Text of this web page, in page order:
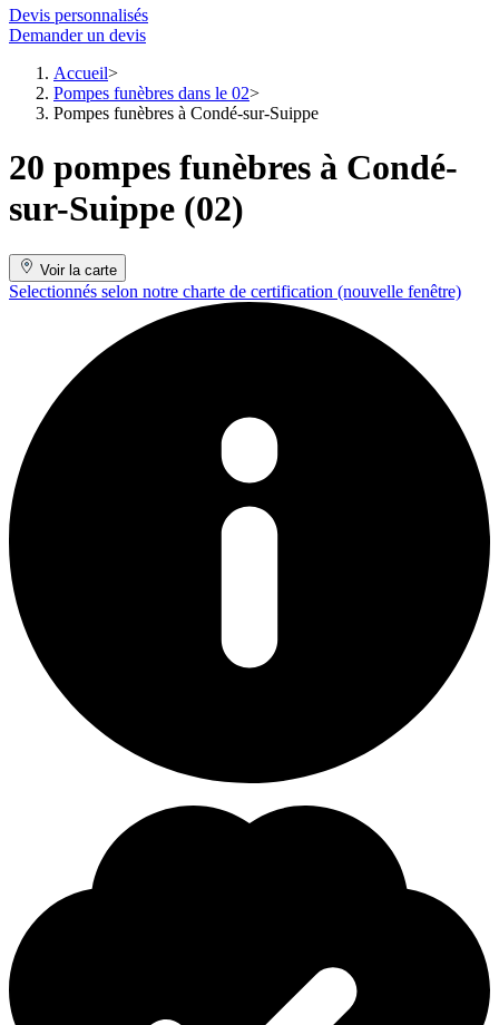
Devis personnalisés
Demander un devis
Accueil
Pompes funèbres dans le 02
Pompes funèbres à Condé-sur-Suippe
20 pompes funèbres à Condé-
sur-Suippe (02)
Voir la carte
Selectionnés selon notre charte de certification (nouvelle fenêtre)